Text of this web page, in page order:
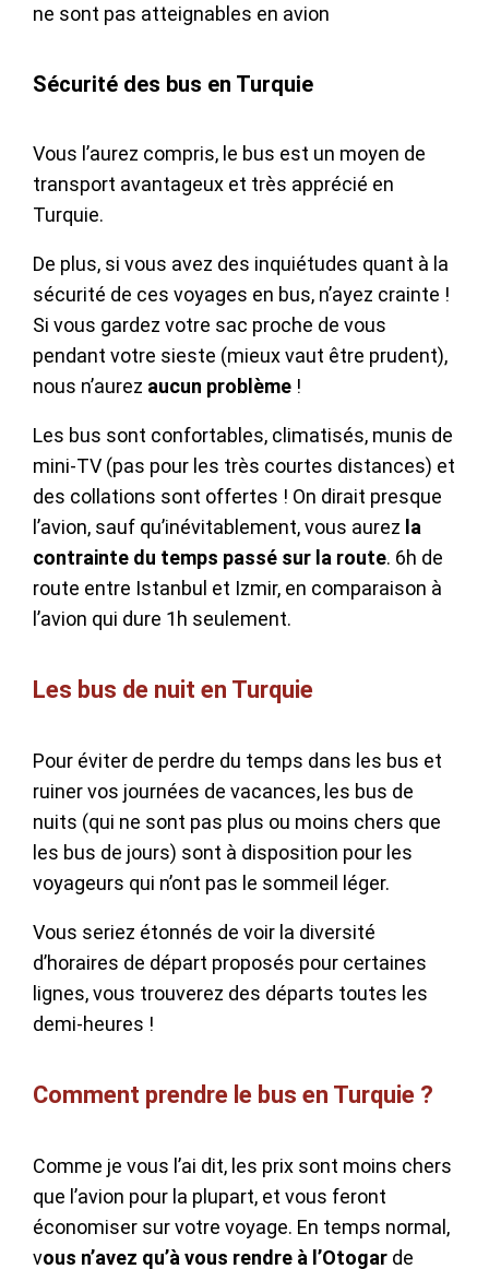
ne sont pas atteignables en avion
Sécurité des bus en Turquie
Vous l’aurez compris, le bus est un moyen de
transport avantageux et très apprécié en
Turquie.
De plus, si vous avez des inquiétudes quant à la
sécurité de ces voyages en bus, n’ayez crainte !
Si vous gardez votre sac proche de vous
pendant votre sieste (mieux vaut être prudent),
nous n’aurez aucun problème !
Les bus sont confortables, climatisés, munis de
mini-TV (pas pour les très courtes distances) et
des collations sont offertes ! On dirait presque
l’avion, sauf qu’inévitablement, vous aurez la
contrainte du temps passé sur la route. 6h de
route entre Istanbul et Izmir, en comparaison à
l’avion qui dure 1h seulement.
Les bus de nuit en Turquie
Pour éviter de perdre du temps dans les bus et
ruiner vos journées de vacances, les bus de
nuits (qui ne sont pas plus ou moins chers que
les bus de jours) sont à disposition pour les
voyageurs qui n’ont pas le sommeil léger.
Vous seriez étonnés de voir la diversité
d’horaires de départ proposés pour certaines
lignes, vous trouverez des départs toutes les
demi-heures !
Comment prendre le bus en Turquie ?
Comme je vous l’ai dit, les prix sont moins chers
que l’avion pour la plupart, et vous feront
économiser sur votre voyage. En temps normal,
vous n’avez qu’à vous rendre à l’Otogar de